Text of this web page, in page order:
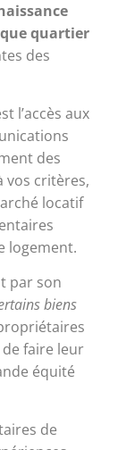
quartier
des
l’accès aux
des
vos critères,
locatif
logement.
par son
biens
faire leur
équité
de